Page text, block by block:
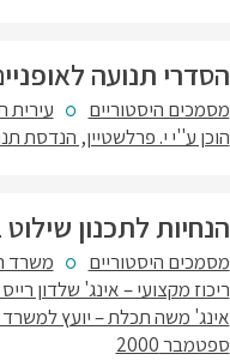
הסדרי תנועה
מסמכים היסטוריים
עירית
הוכן ע''י י. פרלשטיין, הנדסת
הנחיות לתכנון שילוט
מסמכים היסטוריים
משרד
ריכוז מקצועי – אינג' שלדון
אינג' משה תכלת – יועץ למשרד
ספטמבר 2000